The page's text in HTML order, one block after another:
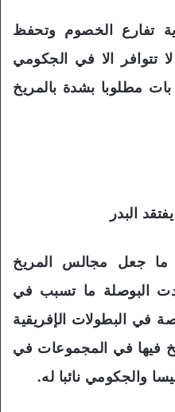
تفارع الخصوم وتحفظ
تتوافر الا في الجكومي
مطلوبا بشدة بالمريخ
البدر
ما جعل مجالس المريخ
البوصلة ما تسبب في
في البطولات الإفريقية
فيها في المجموعات في
والجكومي نائبا له.